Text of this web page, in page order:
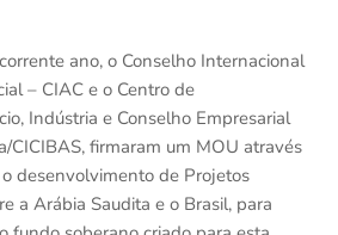
ano, o Conselho Internacional
– CIAC e o Centro de
Indústria e Conselho Empresarial
CICIBAS, firmaram um MOU através
desenvolvimento de Projetos
a Arábia Saudita e o Brasil, para